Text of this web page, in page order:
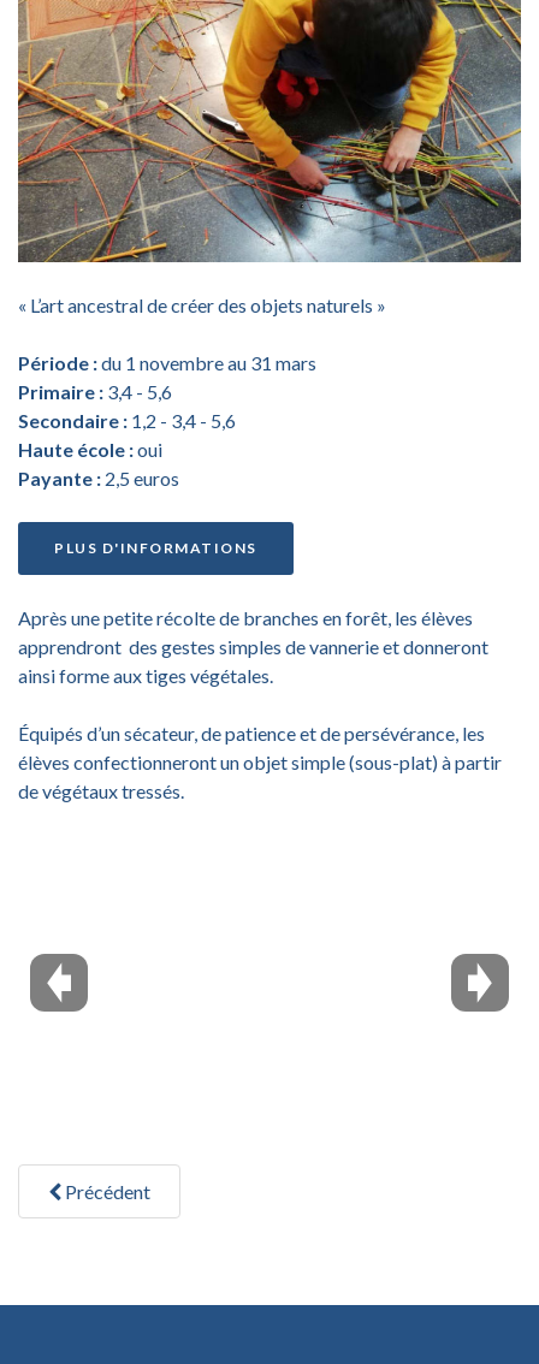
« L’art ancestral de créer des objets naturels »
Période :du 1 novembre au 31 mars
Primaire : 3,4 - 5,6
Secondaire : 1,2 - 3,4 - 5,6
Haute école :oui
Payante : 2,5 euros
PLUS D'INFORMATIONS
Après une petite récolte de branches en forêt, les élèves
apprendront des gestes simples de vannerie et donneront
ainsi forme aux tiges végétales.
Équipés d’un sécateur, de patience et de persévérance, les
élèves confectionneront un objet simple (sous-plat) à partir
de végétaux tressés.
Précédent